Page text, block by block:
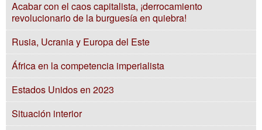
Acabar con el caos capitalista, ¡derrocamiento
revolucionario de la burguesía en quiebra!
Rusia, Ucrania y Europa del Este
África en la competencia imperialista
Estados Unidos en 2023
Situación interior